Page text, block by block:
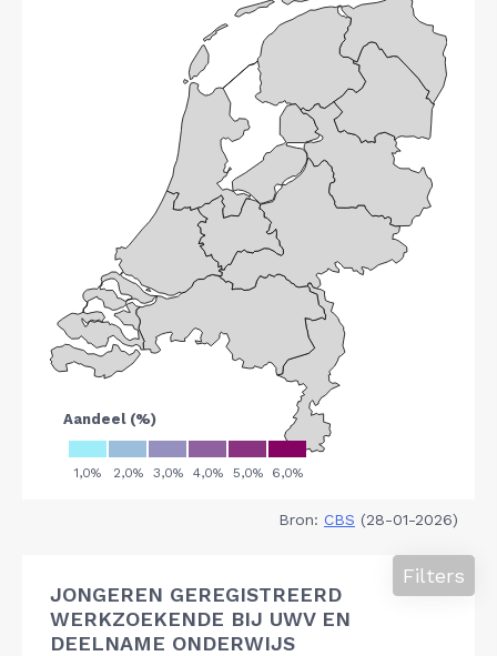
Bron: CBS (28-01-2026)
JONGEREN GEREGISTREERD
WERKZOEKENDE BIJ UWV EN
DEELNAME ONDERWIJS
Filters